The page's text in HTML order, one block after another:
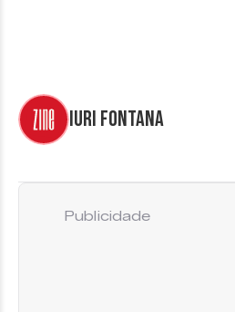
Iuri Fontana
Publicidade